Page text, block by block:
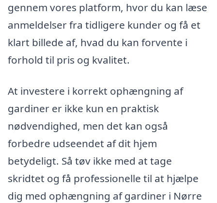
gennem vores platform, hvor du kan læse
anmeldelser fra tidligere kunder og få et
klart billede af, hvad du kan forvente i
forhold til pris og kvalitet.
At investere i korrekt ophængning af
gardiner er ikke kun en praktisk
nødvendighed, men det kan også
forbedre udseendet af dit hjem
betydeligt. Så tøv ikke med at tage
skridtet og få professionelle til at hjælpe
dig med ophængning af gardiner i Nørre